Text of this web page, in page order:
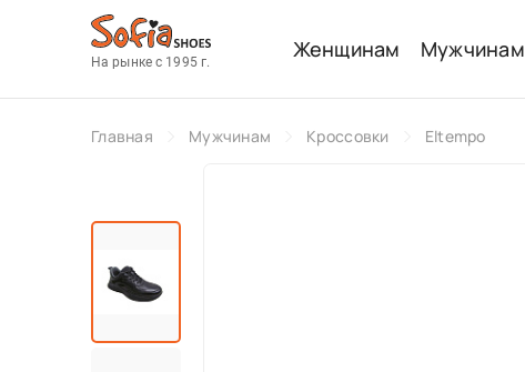
На рынке с 1995 г. Женщинам Мужчинам
Главная Мужчинам Кроссовки Eltempo